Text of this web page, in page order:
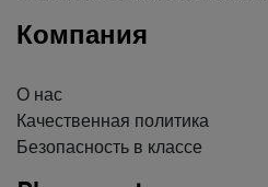
Компания
О нас
Качественная политика
Безопасность в классе